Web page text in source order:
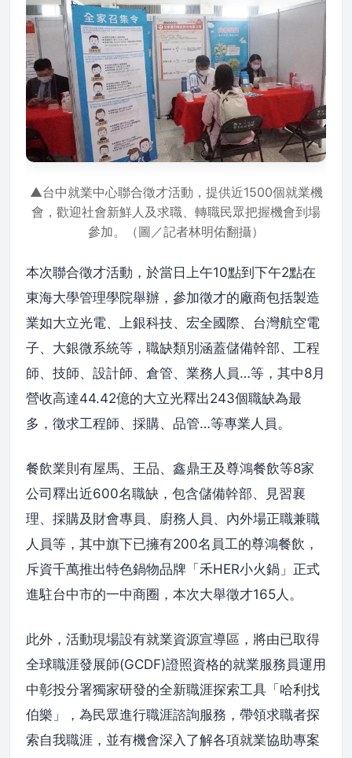
▲台中就業中心聯合徵才活動，提供近1500個就業機
會，歡迎社會新鮮人及求職、轉職民眾把握機會到場
參加。（圖／記者林明佑翻攝）
本次聯合徵才活動，於當日上午10點到下午2點在
東海大學管理學院舉辦，參加徵才的廠商包括製造
業如大立光電、上銀科技、宏全國際、台灣航空電
子、大銀微系統等，職缺類別涵蓋儲備幹部、工程
師、技師、設計師、倉管、業務人員…等，其中8月
營收高達44.42億的大立光釋出243個職缺為最
多，徵求工程師、採購、品管…等專業人員。
餐飲業則有屋馬、王品、鑫鼎王及尊鴻餐飲等8家
公司釋出近600名職缺，包含儲備幹部、見習襄
理、採購及財會專員、廚務人員、內外場正職兼職
人員等，其中旗下已擁有200名員工的尊鴻餐飲，
斥資千萬推出特色鍋物品牌「禾HER小火鍋」正式
進駐台中市的一中商圈，本次大舉徵才165人。
此外，活動現場設有就業資源宣導區，將由已取得
全球職涯發展師(GCDF)證照資格的就業服務員運用
中彰投分署獨家研發的全新職涯探索工具「哈利找
伯樂」，為民眾進行職涯諮詢服務，帶領求職者探
索自我職涯，並有機會深入了解各項就業協助專案